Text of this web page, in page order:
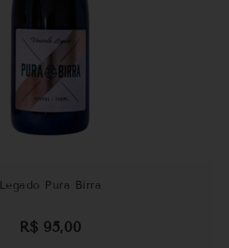
Legado Pura Birra
R$ 95,00